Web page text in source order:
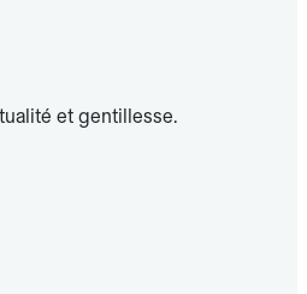
et gentillesse.